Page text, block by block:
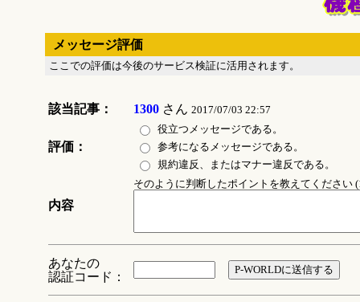
メッセージ評価
ここでの評価は今後のサービス検証に活用されます。
該当記事： 1300さん 2017/07/03 22:57
評価：
役立つメッセージである。
参考になるメッセージである。
規約違反、またはマナー違反である。
内容
そのように判断したポイントを教えてください
あなたの
認証コード：